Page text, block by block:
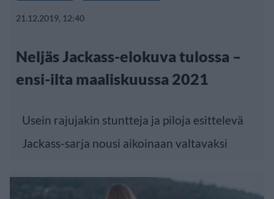
21.12.2019, 12:40
Neljäs Jackass-elokuva tulossa –
ensi-ilta maaliskuussa 2021
Usein rajujakin stuntteja ja piloja esittelevä
Jackass-sarja nousi aikoinaan valtavaksi